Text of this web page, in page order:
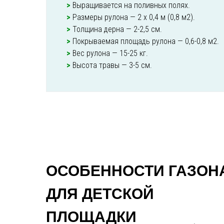
> Выращивается на поливных полях.
> Размеры рулона — 2 х 0,4 м (0,8 м2).
> Толщина дерна — 2-2,5 см.
> Покрываемая площадь рулона — 0,6-0,8 м2.
> Вес рулона — 15-25 кг.
> Высота травы — 3-5 см.
ОСОБЕННОСТИ
ДЛЯ ДЕТСКОЙ
ПЛОЩАДКИ